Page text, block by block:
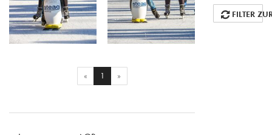
FILTER
Eisbahn Dezember
« 1 (current)
»